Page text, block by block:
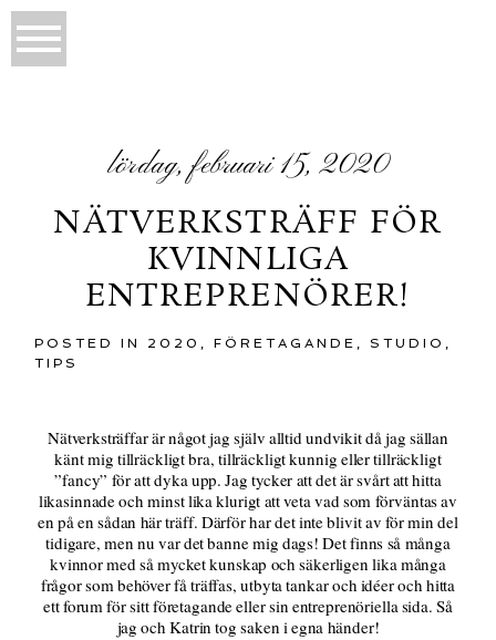
lördag, februari 15, 2020
NÄTVERKSTRÄFF FÖR
KVINNLIGA
ENTREPRENÖRER!
POSTED IN 2020 ,FÖRETAGANDE , STUDIO ,
TIPS
Nätverksträffar är något jag själv alltid undvikit då jag sällan
känt mig tillräckligt bra, tillräckligt kunnig eller tillräckligt
”fancy” för att dyka upp. Jag tycker att det är svårt att hitta
likasinnade och minst lika klurigt att veta vad som förväntas av
en på en sådan här träff. Därför har det inte blivit av för min del
tidigare, men nu var det banne mig dags! Det finns så många
kvinnor med så mycket kunskap och säkerligen lika många
frågor som behöver få träffas, utbyta tankar och idéer och hitta
ett forum för sitt företagande eller sin entreprenöriella sida. Så
jag och Katrin tog saken i egna händer!